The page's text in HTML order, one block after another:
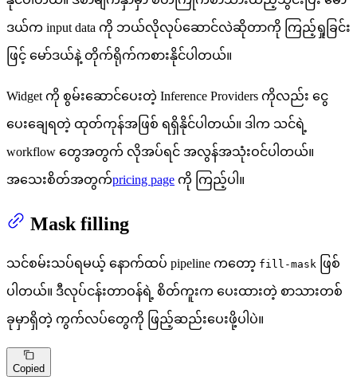
ဒယ်က input data ကို ဘယ်လိုလုပ်ဆောင်လဲဆိုတာကို ကြည့်ရှုခြင်း
ဖြင့် မော်ဒယ်နဲ့ တိုက်ရိုက်ကစားနိုင်ပါတယ်။
Widget ကို စွမ်းဆောင်ပေးတဲ့ Inference Providers ကိုလည်း ငွေ
ပေးချေရတဲ့ ထုတ်ကုန်အဖြစ် ရရှိနိုင်ပါတယ်။ ဒါက သင်ရဲ့
workflow တွေအတွက် လိုအပ်ရင် အလွန်အသုံးဝင်ပါတယ်။
အသေးစိတ်အတွက်pricing page ကို ကြည့်ပါ။
Mask filling
သင်စမ်းသပ်ရမယ့် နောက်ထပ် pipeline ကတော့ fill-mask ဖြစ်
ပါတယ်။ ဒီလုပ်ငန်းတာဝန်ရဲ့ စိတ်ကူးက ပေးထားတဲ့ စာသားတစ်
ခုမှာရှိတဲ့ ကွက်လပ်တွေကို ဖြည့်ဆည်းပေးဖို့ပါပဲ။
Copied